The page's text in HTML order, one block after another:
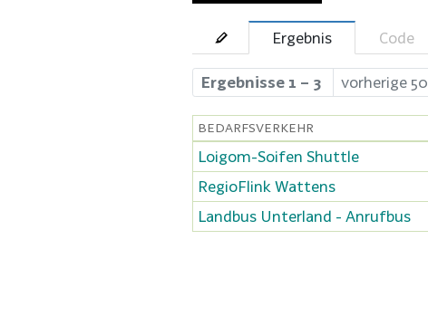
Ergebnis Code
Ergebnisse 1 – 3 vorherige 50
BEDARFSVERKEHR
Loigom-Soifen Shuttle
RegioFlink Wattens
Landbus Unterland - Anrufbus